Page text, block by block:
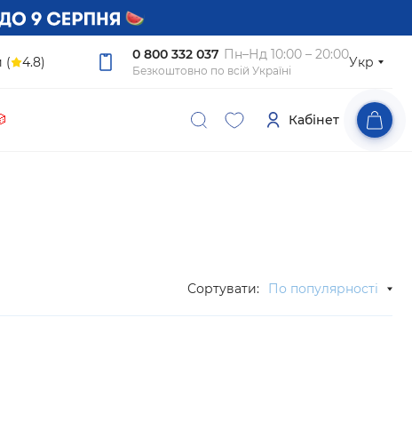
( 4.8) 0 800 332 037 Пн–Нд 10:00 – 20:00
Безкоштовно по всій Україні
Укр
Кабінет
Сортувати: По популярності